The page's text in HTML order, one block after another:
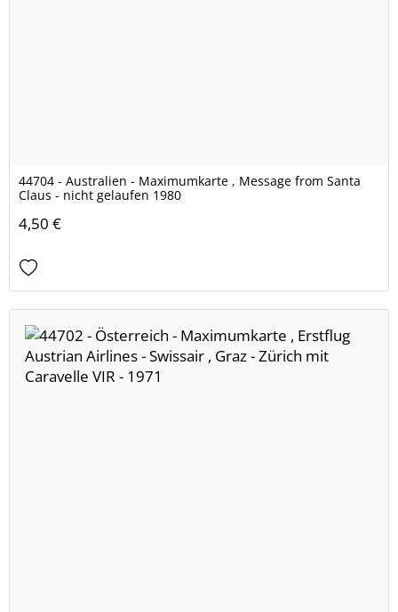
44704 - Australien - Maximumkarte , Message from Santa
Claus - nicht gelaufen 1980
4,50 €